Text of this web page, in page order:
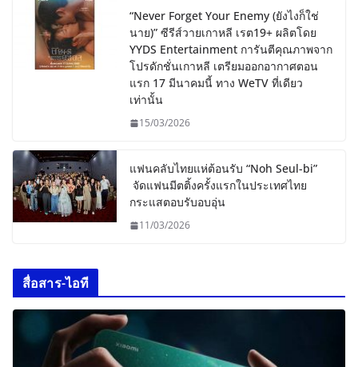
“Never Forget Your Enemy (ยังไงก็ใช่
นาย)” ซีรีส์วายเกาหลี เรต19+ ผลิตโดย
YYDS Entertainment การันตีคุณภาพจาก
โปรดักชั่นเกาหลี เตรียมออกอากาศตอน
แรก 17 มีนาคมนี้ ทาง WeTV ที่เดียว
เท่านั้น
15/03/2026
แฟนคลับไทยแห่ต้อนรับ “Noh Seul-bi”
จัดแฟนมีตติ้งครั้งแรกในประเทศไทย
กระแสตอบรับอบอุ่น
11/03/2026
สื่อสาร-ไอที